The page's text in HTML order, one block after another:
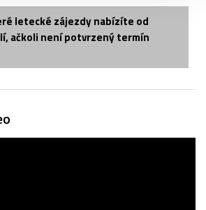
letecké zájezdy nabízíte od
ačkoli není potvrzený termín